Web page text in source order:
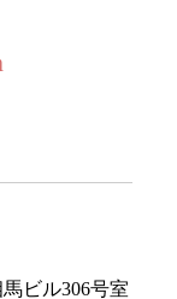
ビル306号室